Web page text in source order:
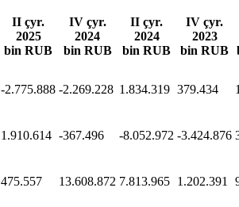
II çyr.
2025
bin RUB
IV çyr.
2024
bin RUB
II çyr.
2024
bin RUB
IV çyr.
2023
bin RUB
-2.775.888 -2.269.228 1.834.319 379.434
1.910.614 -367.496 -8.052.972 -3.424.876
475.557 13.608.872 7.813.965 1.202.391